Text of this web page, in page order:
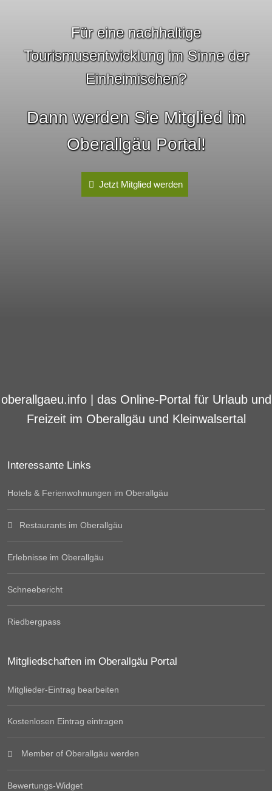
Für eine nachhaltige
Tourismusentwicklung im Sinne der
Einheimischen?
Dann werden Sie Mitglied im
Oberallgäu Portal!
Jetzt Mitglied werden
oberallgaeu.info | das Online-Portal für Urlaub und
Freizeit im Oberallgäu und Kleinwalsertal
Interessante Links
Hotels & Ferienwohnungen im Oberallgäu
Restaurants im Oberallgäu
Erlebnisse im Oberallgäu
Schneebericht
Riedbergpass
Mitgliedschaften im Oberallgäu Portal
Mitglieder-Eintrag bearbeiten
Kostenlosen Eintrag eintragen
Member of Oberallgäu werden
Bewertungs-Widget